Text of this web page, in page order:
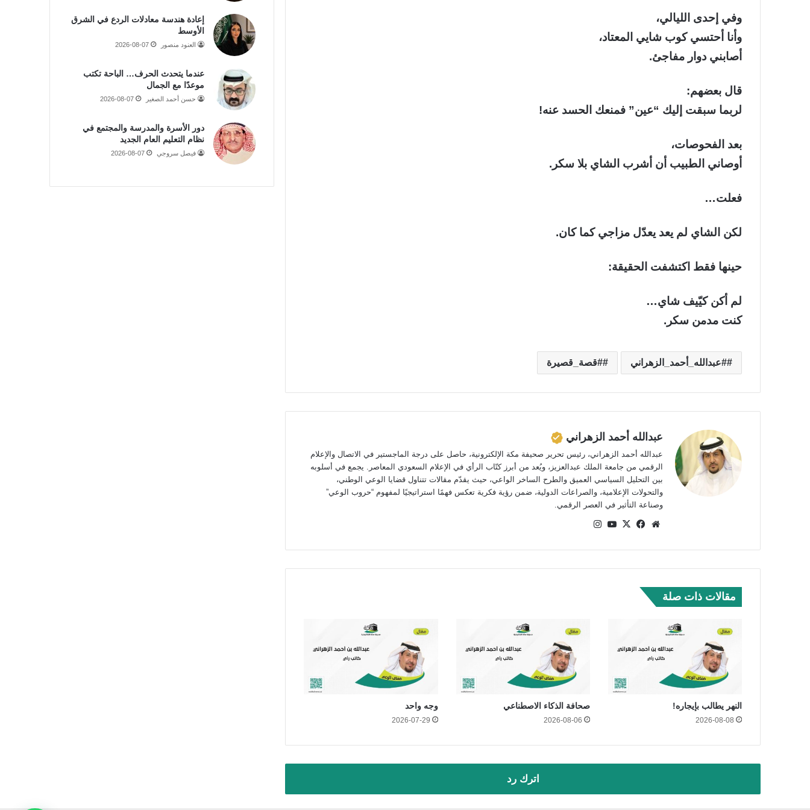
وفي إحدى الليالي،
وأنا أحتسي كوب شايي المعتاد،
أصابني دوار مفاجئ.
قال بعضهم:
لربما سبقت إليك “عين” فمنعك الحسد عنه!
بعد الفحوصات،
أوصاني الطبيب أن أشرب الشاي بلا سكر.
فعلت…
لكن الشاي لم يعد يعدّل مزاجي كما كان.
حينها فقط اكتشفت الحقيقة:
لم أكن كيّيف شاي…
كنت مدمن سكر.
#عبدالله_أحمد_الزهراني #قصة_قصيرة
عبدالله أحمد الزهراني
عبدالله أحمد الزهراني، رئيس تحرير صحيفة مكة الإلكترونية، حاصل على درجة الماجستير في الاتصال والإعلام
الرقمي من جامعة الملك عبدالعزيز، ويُعد من أبرز كتّاب الرأي في الإعلام السعودي المعاصر. يجمع في أسلوبه
بين التحليل السياسي العميق والطرح الساخر الواعي، حيث يقدّم مقالات تتناول قضايا الوعي الوطني،
والتحولات الإعلامية، والصراعات الدولية، ضمن رؤية فكرية تعكس فهمًا استراتيجيًا لمفهوم “حروب الوعي”
وصناعة التأثير في العصر الرقمي.
موق
الوي
ب
في
وك
‫X
‫Yo
be ام
مقالات ذات صلة
النهر يطالب بإيجاره!
2026-08-08
صحافة الذكاء الاصطناعي
2026-08-06
وجه واحد
2026-07-29
اترك رد
إعادة هندسة معادلات الردع في الشرق
الأوسط
العنود منصور 2026-08-07
عندما يتحدث الحرف… الباحة تكتب
موعدًا مع الجمال
حسن أحمد الصغير 2026-08-07
دور الأسرة والمدرسة والمجتمع في
نظام التعليم العام الجديد
فيصل سروجي 2026-08-07